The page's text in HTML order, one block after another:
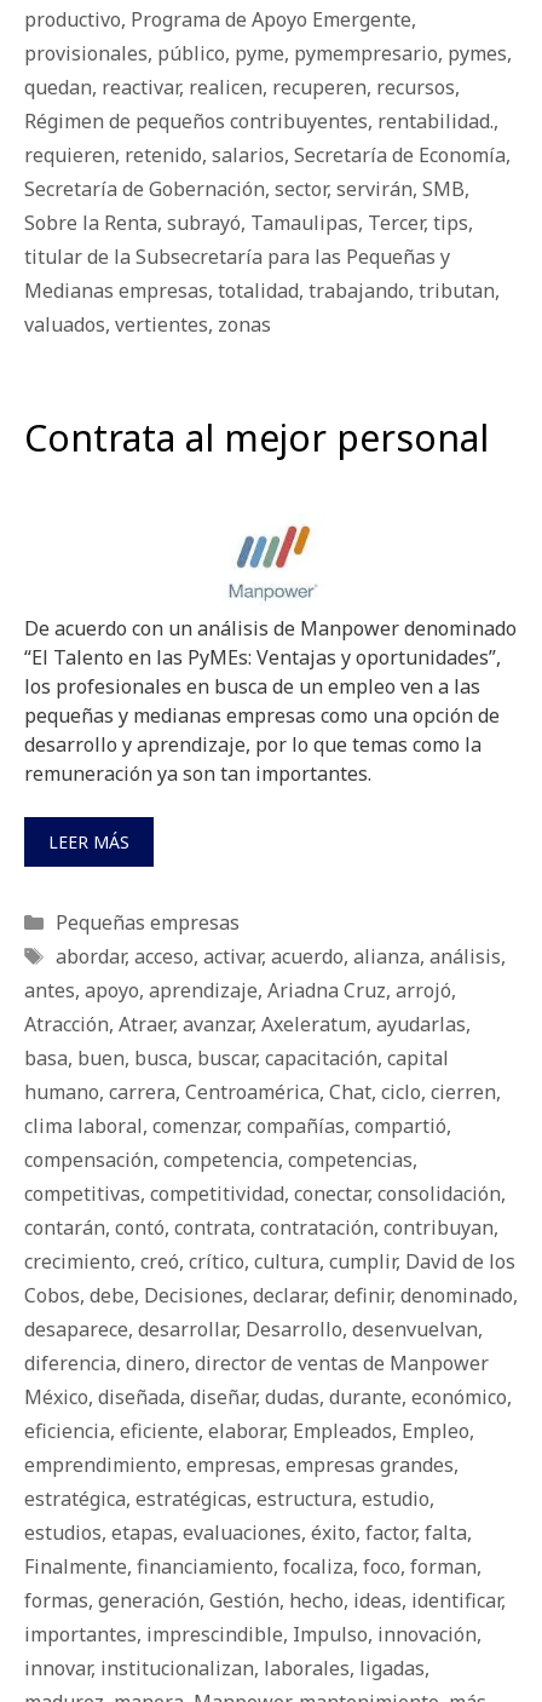
productivo, Programa de Apoyo Emergente,
provisionales, público, pyme, pymempresario, pymes,
quedan, reactivar, realicen, recuperen, recursos,
Régimen de pequeños contribuyentes, rentabilidad.,
requieren, retenido, salarios, Secretaría de Economía,
Secretaría de Gobernación, sector, servirán, SMB,
Sobre la Renta, subrayó, Tamaulipas, Tercer, tips,
titular de la Subsecretaría para las Pequeñas y
Medianas empresas, totalidad, trabajando, tributan,
valuados, vertientes, zonas
Contrata al mejor personal
De acuerdo con un análisis de Manpower denominado
“El Talento en las PyMEs: Ventajas y oportunidades”,
los profesionales en busca de un empleo ven a las
pequeñas y medianas empresas como una opción de
desarrollo y aprendizaje, por lo que temas como la
remuneración ya son tan importantes.
LEER MÁS
Categorías
Pequeñas empresas
Etiquetas
abordar, acceso, activar, acuerdo, alianza, análisis,
antes, apoyo, aprendizaje, Ariadna Cruz, arrojó,
Atracción, Atraer, avanzar, Axeleratum, ayudarlas,
basa, buen, busca, buscar, capacitación, capital
humano, carrera, Centroamérica, Chat, ciclo, cierren,
clima laboral, comenzar, compañías, compartió,
compensación, competencia, competencias,
competitivas, competitividad, conectar, consolidación,
contarán, contó, contrata, contratación, contribuyan,
crecimiento, creó, crítico, cultura, cumplir, David de los
Cobos, debe, Decisiones, declarar, definir, denominado,
desaparece, desarrollar, Desarrollo, desenvuelvan,
diferencia, dinero, director de ventas de Manpower
México, diseñada, diseñar, dudas, durante, económico,
eficiencia, eficiente, elaborar, Empleados, Empleo,
emprendimiento, empresas, empresas grandes,
estratégica, estratégicas, estructura, estudio,
estudios, etapas, evaluaciones, éxito, factor, falta,
Finalmente, financiamiento, focaliza, foco, forman,
formas, generación, Gestión, hecho, ideas, identificar,
importantes, imprescindible, Impulso, innovación,
innovar, institucionalizan, laborales, ligadas,